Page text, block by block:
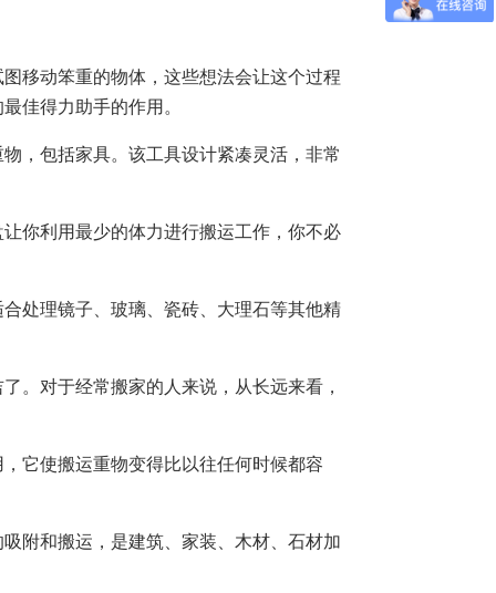
移动笨重的物体，这些想法会让这个过程
佳得力助手的作用。
，包括家具。该工具设计紧凑灵活，非常
你利用最少的体力进行搬运工作，你不必
处理镜子、玻璃、瓷砖、大理石等其他精
。对于经常搬家的人来说，从长远来看，
它使搬运重物变得比以往任何时候都容
附和搬运，是建筑、家装、木材、石材加